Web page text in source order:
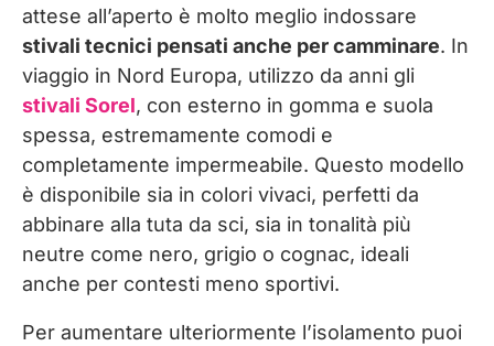
attese all’aperto è molto meglio indossare
stivali tecnici pensati anche per camminare. In
viaggio in Nord Europa, utilizzo da anni gli
stivali Sorel, con esterno in gomma e suola
spessa, estremamente comodi e
completamente impermeabile. Questo modello
è disponibile sia in colori vivaci, perfetti da
abbinare alla tuta da sci, sia in tonalità più
neutre come nero, grigio o cognac, ideali
anche per contesti meno sportivi.
Per aumentare ulteriormente l’isolamento puoi